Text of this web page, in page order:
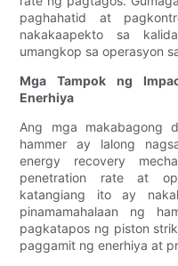
paghahatid at
nakakaapekto sa
umangkop sa operasyon
Mga Tampok ng
Enerhiya
Ang mga makabagong
hammer ay lalong
energy recovery
penetration rate at
katangiang ito ay
pinamamahalaan ng
pagkatapos ng piston
paggamit ng enerhiya at